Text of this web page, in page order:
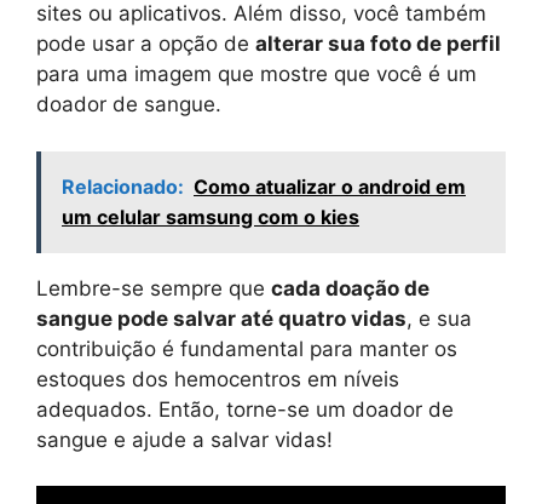
sites ou aplicativos. Além disso, você também
pode usar a opção de alterar sua foto de perfil
para uma imagem que mostre que você é um
doador de sangue.
Relacionado: Como atualizar o android em
um celular samsung com o kies
Lembre-se sempre que cada doação de
sangue pode salvar até quatro vidas, e sua
contribuição é fundamental para manter os
estoques dos hemocentros em níveis
adequados. Então, torne-se um doador de
sangue e ajude a salvar vidas!